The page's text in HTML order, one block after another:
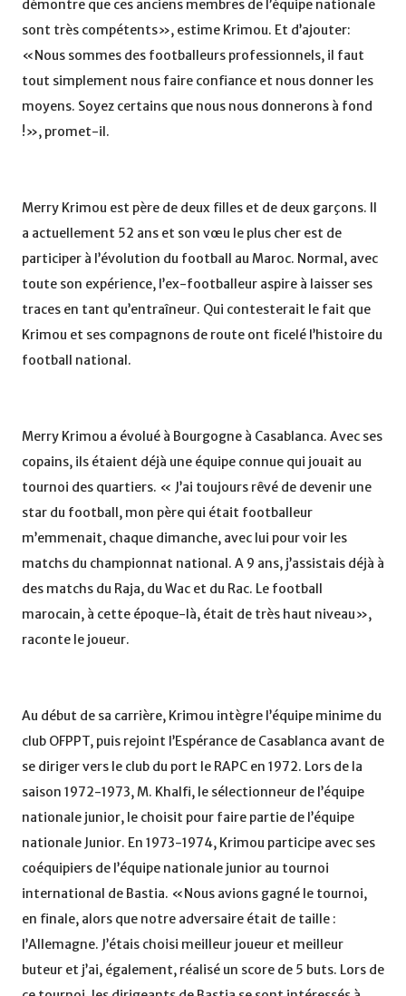
démontre que ces anciens membres de l’équipe nationale
sont très compétents», estime Krimou. Et d’ajouter:
«Nous sommes des footballeurs professionnels, il faut
tout simplement nous faire confiance et nous donner les
moyens. Soyez certains que nous nous donnerons à fond
!», promet-il.
Merry Krimou est père de deux filles et de deux garçons. Il
a actuellement 52 ans et son vœu le plus cher est de
participer à l’évolution du football au Maroc. Normal, avec
toute son expérience, l’ex-footballeur aspire à laisser ses
traces en tant qu’entraîneur. Qui contesterait le fait que
Krimou et ses compagnons de route ont ficelé l’histoire du
football national.
Merry Krimou a évolué à Bourgogne à Casablanca. Avec ses
copains, ils étaient déjà une équipe connue qui jouait au
tournoi des quartiers. « J’ai toujours rêvé de devenir une
star du football, mon père qui était footballeur
m’emmenait, chaque dimanche, avec lui pour voir les
matchs du championnat national. A 9 ans, j’assistais déjà à
des matchs du Raja, du Wac et du Rac. Le football
marocain, à cette époque-là, était de très haut niveau»,
raconte le joueur.
Au début de sa carrière, Krimou intègre l’équipe minime du
club OFPPT, puis rejoint l’Espérance de Casablanca avant de
se diriger vers le club du port le RAPC en 1972. Lors de la
saison 1972-1973, M. Khalfi, le sélectionneur de l’équipe
nationale junior, le choisit pour faire partie de l’équipe
nationale Junior. En 1973-1974, Krimou participe avec ses
coéquipiers de l’équipe nationale junior au tournoi
international de Bastia. «Nous avions gagné le tournoi,
en finale, alors que notre adversaire était de taille :
l’Allemagne. J’étais choisi meilleur joueur et meilleur
buteur et j’ai, également, réalisé un score de 5 buts. Lors de